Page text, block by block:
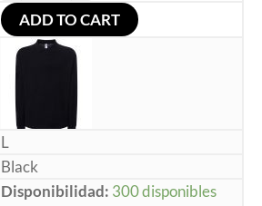
ADD TO CART
L
Black
Disponibilidad: 300 disponibles